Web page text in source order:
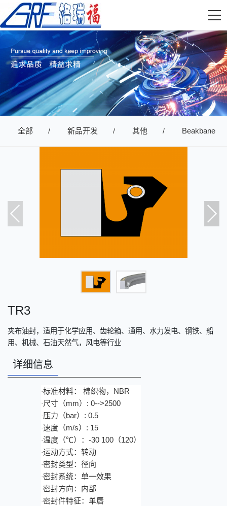
全部 / 新品开发 / 其他 / Beakbane
TR3
夹布油封，适用于化学应用、齿轮箱、通用、水力发电、钢铁、船
用、机械、石油天然气，风电等行业
详细信息
·标准材料： 棉织物， NBR
·尺寸（mm） : 0-->2500
·压力（bar） : 0.5
·速度（m/s） : 15
·温度（℃）： -30 100 （120）
·运动方式：转动
·密封类型：径向
·密封系统：单一效果
·密封方向：内部
·密封件特征：单唇